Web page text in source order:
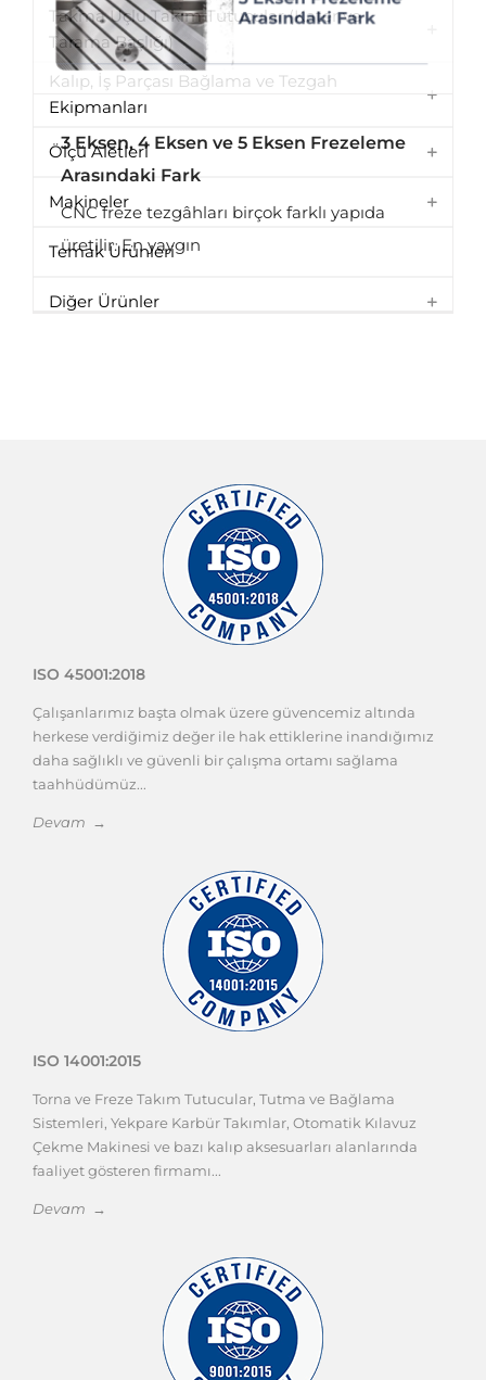
3 Eksen, 4 Eksen ve 5 Eksen Frezeleme
3 Eksen, 4 Eksen ve 5 Eksen Frezeleme
Arasındaki Fark
CNC freze tezgâhları birçok farklı yapıda
üretilir. En yaygın
Kesici Takımlar
Takım Tutucular
Takma Uçlu Takım Tutucular (Kater ve
Tarama Başlığı)
Kalıp, İş Parçası Bağlama ve Tezgah
Ekipmanları
Temak Ürünleri